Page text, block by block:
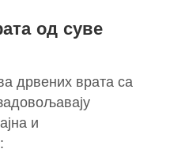
од суве
дрвених врата са
и